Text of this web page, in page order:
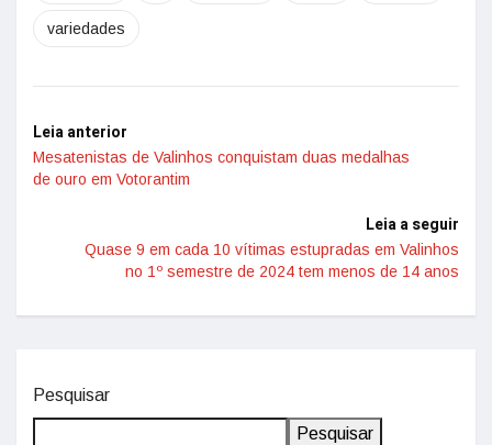
variedades
Leia anterior
Mesatenistas de Valinhos conquistam duas medalhas
de ouro em Votorantim
Leia a seguir
Quase 9 em cada 10 vítimas estupradas em Valinhos
no 1º semestre de 2024 tem menos de 14 anos
Pesquisar
Pesquisar